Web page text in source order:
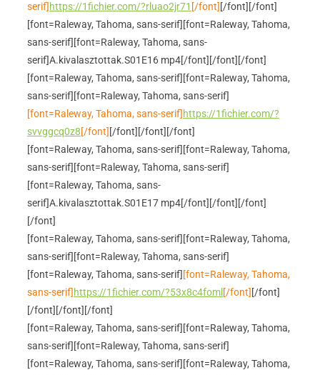
serif] https://1fichier.com/?rluao2jr71 [/font] [/font] [/font]
[font=Raleway, Tahoma, sans-serif] [font=Raleway, Tahoma,
sans-serif] [font=Raleway, Tahoma, sans-
serif]A.kivalasztottak.S01E16 mp4[/font] [/font] [/font]
[font=Raleway, Tahoma, sans-serif] [font=Raleway, Tahoma,
sans-serif] [font=Raleway, Tahoma, sans-serif]
[font=Raleway, Tahoma, sans-serif] https://1fichier.com/?
svvggcq0z8[/font] [/font] [/font] [/font]
[font=Raleway, Tahoma, sans-serif] [font=Raleway, Tahoma,
sans-serif] [font=Raleway, Tahoma, sans-serif]
[font=Raleway, Tahoma, sans-
serif]A.kivalasztottak.S01E17 mp4[/font] [/font] [/font]
[/font]
[font=Raleway, Tahoma, sans-serif] [font=Raleway, Tahoma,
sans-serif] [font=Raleway, Tahoma, sans-serif]
[font=Raleway, Tahoma, sans-serif] [font=Raleway, Tahoma,
sans-serif] https://1fichier.com/?53x8c4foml [/font] [/font]
[/font] [/font] [/font]
[font=Raleway, Tahoma, sans-serif] [font=Raleway, Tahoma,
sans-serif] [font=Raleway, Tahoma, sans-serif]
[font=Raleway, Tahoma, sans-serif] [font=Raleway, Tahoma,